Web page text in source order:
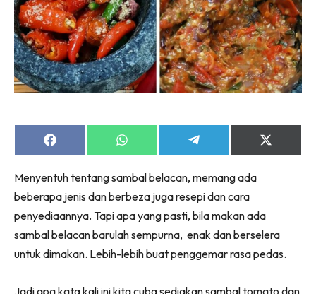
Share
on
Share
on
Share
on
Share
on
Menyentuh tentang sambal belacan, memang ada
beberapa jenis dan berbeza juga resepi dan cara
penyediaannya. Tapi apa yang pasti, bila makan ada
sambal belacan barulah sempurna, enak dan berselera
untuk dimakan. Lebih-lebih buat penggemar rasa pedas.
Jadi apa kata kali ini kita cuba sediakan sambal tomato dan